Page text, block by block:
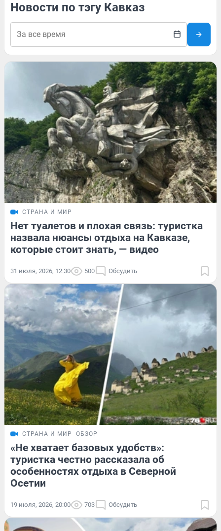
Новости по тэгу Кавказ
СТРАНА И МИР
Нет туалетов и плохая связь: туристка
назвала нюансы отдыха на Кавказе,
которые стоит знать, — видео
31 июля, 2026, 12:30 500 Обсудить
СТРАНА И МИР ОБЗОР
«Не хватает базовых удобств»:
туристка честно рассказала об
особенностях отдыха в Северной
Осетии
19 июля, 2026, 20:00 703 Обсудить